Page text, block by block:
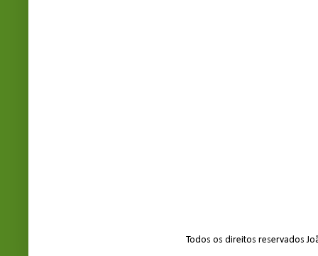
Todos os direitos reservados